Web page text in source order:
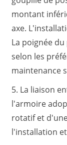
montant
axe.
La poignée
selon les
maintenance
5. La liaison
l'armoire
rotatif et
l'installation